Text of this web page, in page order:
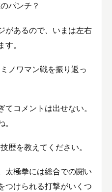
パンチ？
があるので、いまは左右
。
ノワマン戦を振り返っ
コメントは出せない。
歴を教えてください。
太極拳には総合での闘い
つけられる打撃がいくつ